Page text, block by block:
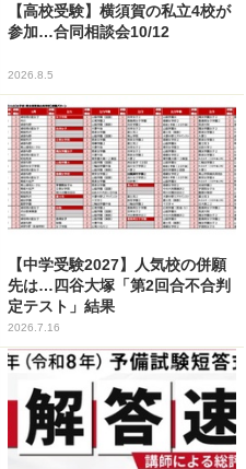
【高校受験】横須賀の私立4校が
参加…合同相談会10/12
2026.8.5
【中学受験2027】人気校の併願
先は…四谷大塚「第2回合不合判
定テスト」結果
2026.7.16